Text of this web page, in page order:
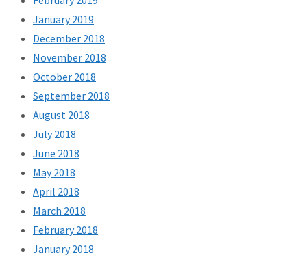
January 2019
December 2018
November 2018
October 2018
September 2018
August 2018
July 2018
June 2018
May 2018
April 2018
March 2018
February 2018
January 2018